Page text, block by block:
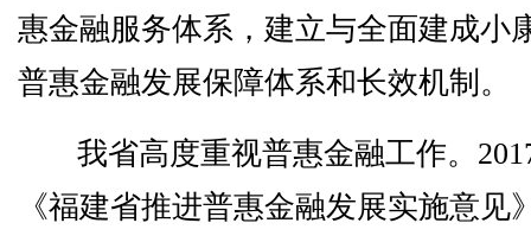
惠金融服务体系，建立与全面建成小
普惠金融发展保障体系和长效机制。
我省高度重视普惠金融工作。
《福建省推进普惠金融发展实施意见